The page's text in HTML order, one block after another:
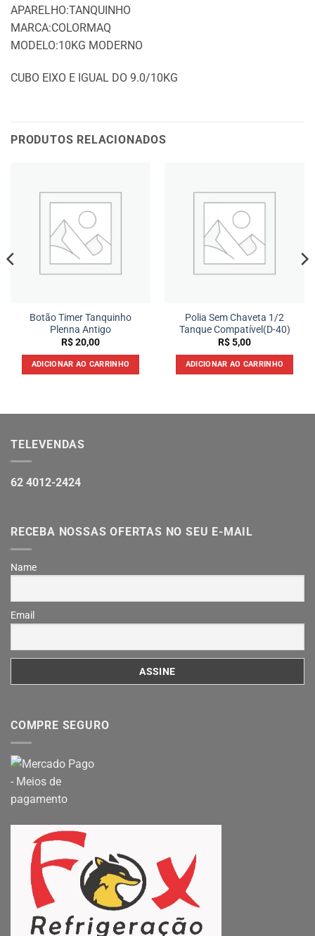
APARELHO:TANQUINHO
MARCA:COLORMAQ
MODELO:10KG MODERNO
CUBO EIXO E IGUAL DO 9.0/10KG
PRODUTOS RELACIONADOS
Botão Timer Tanquinho
Plenna Antigo
R$20,00
ADICIONAR AO CARRINHO
Polia Sem Chaveta 1/2
Tanque Compatível(D-40)
R$5,00
ADICIONAR AO CARRINHO
TELEVENDAS
62 4012-2424
RECEBA NOSSAS OFERTAS NO SEU E-MAIL
Name
Email
COMPRE SEGURO